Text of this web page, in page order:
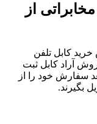
از
کابل تلفن
آراد کابل ثبت
خرید 24 ساعت بعد سفارش خود را از
بگیرند.